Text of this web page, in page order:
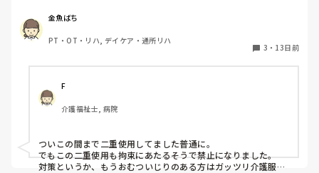
2倍（一枚ずつ自己負担）になります。
これは、どこでも当たり前なのでしょうか。少し気になりま
した。皆様のところでのオムツ外し対策もあわせて教えてく
金魚ばち
PT・OT・リハ, デイケア・通所リハ
3 ・ 13日前
F
介護福祉士, 病院
ついこの間まで二重使用してました普通に。
でもこの二重使用も拘束にあたるそうで禁止になりました。
対策というか、もうおむついじりのある方はガッツリ介護服